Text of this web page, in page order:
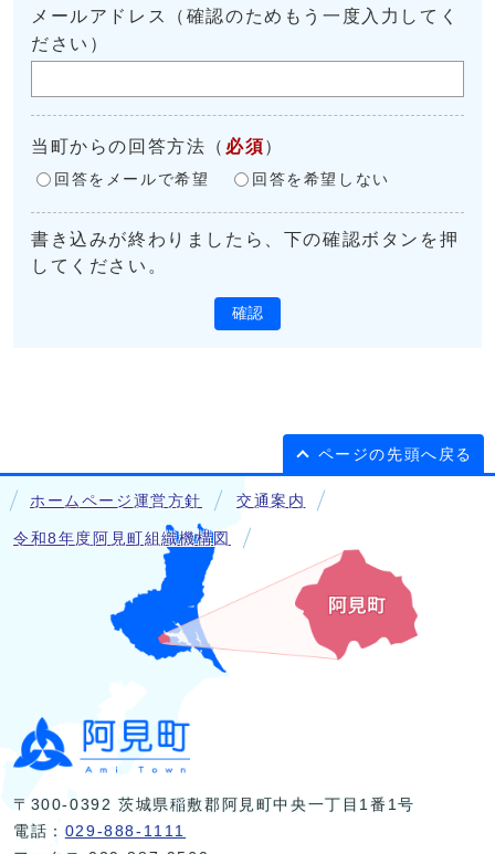
メールアドレス（確認のためもう一度入力してく
ださい）
当町からの回答方法 （ 必須 ）
回答をメールで希望 回答を希望しない
書き込みが終わりましたら、下の確認ボタンを押
してください。
確認
ページの先頭へ戻る
ホームページ運営方針 交通案内
令和8年度阿見町組織機構図
〒300-0392 茨城県稲敷郡阿見町中央一丁目1番1号
電話： 029-888-1111